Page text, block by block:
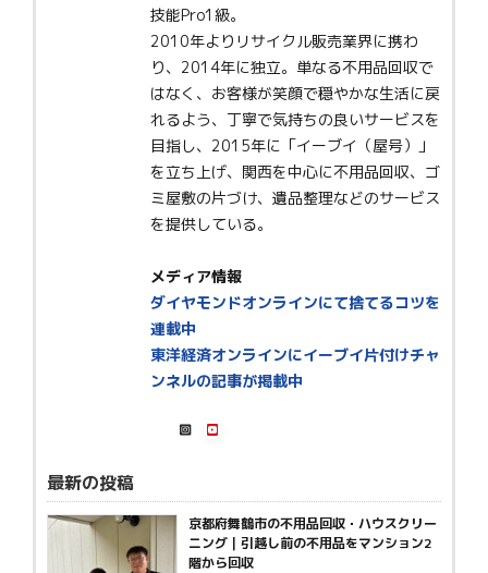
技能Pro1級。
2010年よりリサイクル販売業界に携わ
り、2014年に独立。単なる不用品回収で
はなく、お客様が笑顔で穏やかな生活に戻
れるよう、丁寧で気持ちの良いサービスを
目指し、2015年に「イーブイ（屋号）」
を立ち上げ、関西を中心に不用品回収、ゴ
ミ屋敷の片づけ、遺品整理などのサービス
を提供している。
メディア情報
ダイヤモンドオンラインにて捨てるコツを
連載中
東洋経済オンラインにイーブイ片付けチャ
ンネルの記事が掲載中
最新の投稿
京都府舞鶴市の不用品回収・ハウスクリー
ニング｜引越し前の不用品をマンション2
階から回収